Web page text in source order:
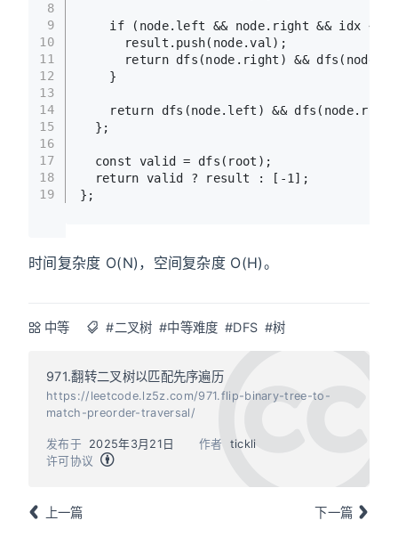
8
9
10
11
12
13
14
15
16
17
18
19
if (node. left && node. right && idx <
      result.
push(node.val );
return dfs (node. right ) && dfs (node.
    }
return dfs (node. left ) && dfs (node. right
  };
const valid = dfs (root);
return valid ? result : [-1 ];
};
时间复杂度 O(N)，空间复杂度 O(H)。
中等 #二叉树 #中等难度 #DFS #树
971.翻转二叉树以匹配先序遍历
https://leetcode.lz5z.com/971.flip-binary-tree-to-
match-preorder-traversal/
作者 tickli
发布于
2025年3月21日
许可协议
上一篇 下一篇